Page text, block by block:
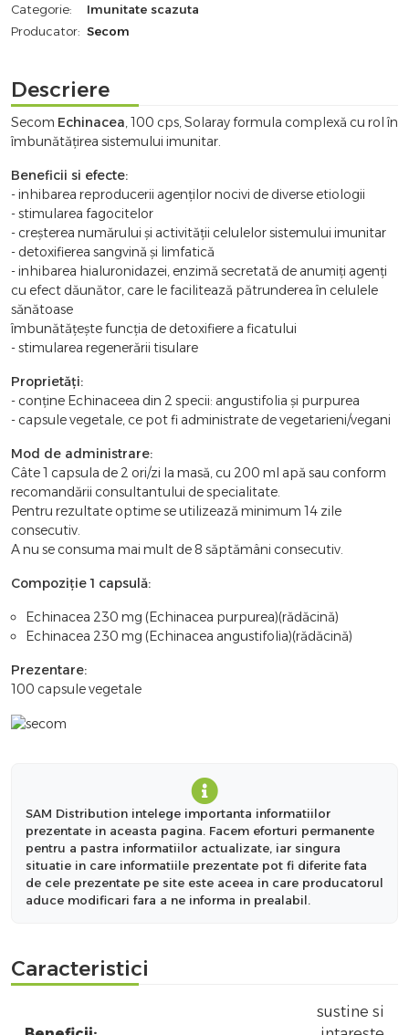
Categorie:
Imunitate scazuta
Producator: Secom
Descriere
Secom Echinacea, 100 cps, Solaray formula complexă cu rol în
îmbunătățirea sistemului imunitar.
Beneficii si efecte:
- inhibarea reproducerii agenților nocivi de diverse etiologii
- stimularea fagocitelor
- creșterea numărului și activității celulelor sistemului imunitar
- detoxifierea sangvină și limfatică
- inhibarea hialuronidazei, enzimă secretată de anumiți agenți
cu efect dăunător, care le facilitează pătrunderea în celulele
sănătoase
îmbunătățește funcția de detoxifiere a ficatului
- stimularea regenerării tisulare
Proprietăți:
- conține Echinaceea din 2 specii: angustifolia și purpurea
- capsule vegetale, ce pot fi administrate de vegetarieni/vegani
Mod de administrare:
Câte 1 capsula de 2 ori/zi la masă, cu 200 ml apă sau conform
recomandării consultantului de specialitate.
Pentru rezultate optime se utilizează minimum 14 zile
consecutiv.
A nu se consuma mai mult de 8 săptămâni consecutiv.
Compoziție 1 capsulă:
Echinacea 230 mg (Echinacea purpurea)(rădăcină)
Echinacea 230 mg (Echinacea angustifolia)(rădăcină)
Prezentare:
100 capsule vegetale
SAM Distribution intelege importanta informatiilor
prezentate in aceasta pagina. Facem eforturi permanente
pentru a pastra informatiilor actualizate, iar singura
situatie in care informatiile prezentate pot fi diferite fata
de cele prezentate pe site este aceea in care producatorul
aduce modificari fara a ne informa in prealabil.
Caracteristici
sustine si